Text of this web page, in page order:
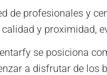
de profesionales y
y proximidad,
se posiciona
a disfrutar de los